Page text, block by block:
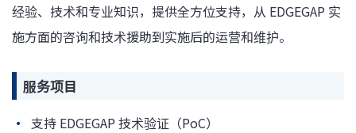
经验、技术和专业知识，提供全方位支持，从 EDGEGAP 实
施方面的咨询和技术援助到实施后的运营和维护。
服务项目
支持 EDGEGAP 技术验证（PoC）